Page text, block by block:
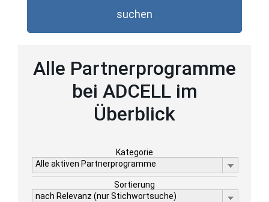
suchen
Alle Partnerprogramme
bei ADCELL im
Überblick
Kategorie
Alle aktiven Partnerprogramme
Sortierung
nach Relevanz (nur Stichwortsuche)